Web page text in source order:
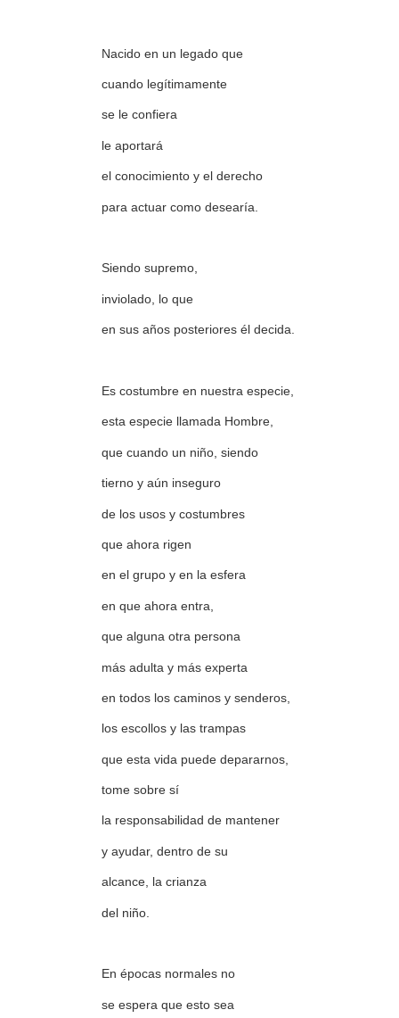
Nacido en un legado que
cuando legítimamente
se le confiera
le aportará
el conocimiento y el derecho
para actuar como desearía.
Siendo supremo,
inviolado, lo que
en sus años posteriores él decida.
Es costumbre en nuestra especie,
esta especie llamada Hombre,
que cuando un niño, siendo
tierno y aún inseguro
de los usos y costumbres
que ahora rigen
en el grupo y en la esfera
en que ahora entra,
que alguna otra persona
más adulta y más experta
en todos los caminos y senderos,
los escollos y las trampas
que esta vida puede depararnos,
tome sobre sí
la responsabilidad de mantener
y ayudar, dentro de su
alcance, la crianza
del niño.
En épocas normales no
se espera que esto sea